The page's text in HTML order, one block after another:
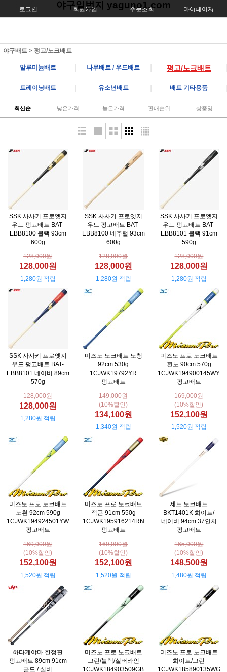
로그인 회원가입 주문조회 마이페이지
야구일번지 yaguno1.com
야구배트 > 펑고/노크배트
알루미늄배트 나무배트 / 우드배트 펑고/노크배트
트레이닝배트 유소년배트 배트 기타용품
최신순 낮은가격 높은가격 판매순위 상품명
SSK 사사키 프로엣지
우드 펑고배트 BAT-
EBB8100 블랙 93cm
600g
128,000원
128,000원
1,280원 적립
SSK 사사키 프로엣지
우드 펑고배트 BAT-
EBB8100 네추럴 93cm
600g
128,000원
128,000원
1,280원 적립
SSK 사사키 프로엣지
우드 펑고배트 BAT-
EBB8101 블랙 91cm
590g
128,000원
128,000원
1,280원 적립
SSK 사사키 프로엣지
우드 펑고배트 BAT-
EBB8101 네이비 89cm
570g
128,000원
128,000원
1,280원 적립
미즈노 노크배트 노청
92cm 530g
1CJWK19792YR
펑고배트
149,000원
(10%할인)
134,100원
1,340원 적립
미즈노 프로 노크배트
흰노 90cm 570g
1CJWK194900145WY
펑고배트
169,000원
(10%할인)
152,100원
1,520원 적립
미즈노 프로 노크배트
노흰 92cm 590g
1CJWK194924501YW
펑고배트
169,000원
(10%할인)
152,100원
1,520원 적립
미즈노 프로 노크배트
적곤 91cm 550g
1CJWK195916214RN
펑고배트
169,000원
(10%할인)
152,100원
1,520원 적립
제트 노크배트
BKT1401K 화이트/
네이비 94cm 37인치
펑고배트
165,000원
(10%할인)
148,500원
1,480원 적립
하타케야마 한정판
펑고배트 89cm 91cm
골드 / 실버
미즈노 프로 노크배트
그린/블랙/실버라인
1CJWK184903509GB
미즈노 프로 노크배트
화이트/그린
1CJWK185890135WG